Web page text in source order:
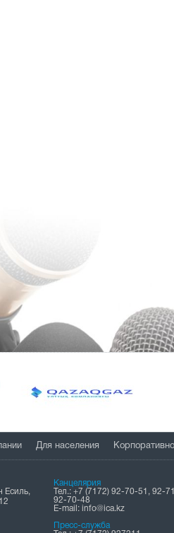
Для населения
Есиль,
Канцелярия
Тел.: +7 (7172) 92-70-51, 92-
92-70-48
Е-mail: info@ica.kz
Пресс-служба